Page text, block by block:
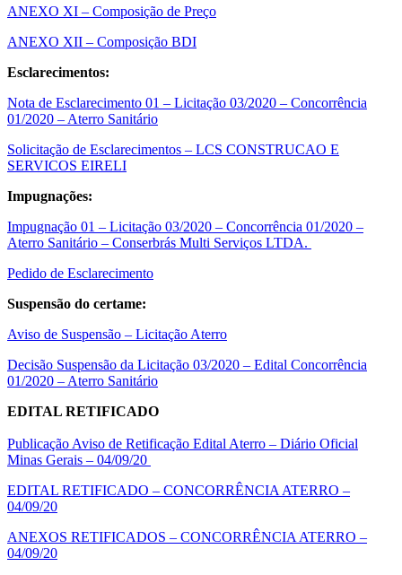
ANEXO XI – Composição de Preço
ANEXO XII – Composição BDI
Esclarecimentos:
Nota de Esclarecimento 01 – Licitação 03/2020 – Concorrência
01/2020 – Aterro Sanitário
Solicitação de Esclarecimentos – LCS CONSTRUCAO E
SERVICOS EIRELI
Impugnações:
Impugnação 01 – Licitação 03/2020 – Concorrência 01/2020 –
Aterro Sanitário – Conserbrás Multi Serviços LTDA.
Pedido de Esclarecimento
Suspensão do certame:
Aviso de Suspensão – Licitação Aterro
Decisão Suspensão da Licitação 03/2020 – Edital Concorrência
01/2020 – Aterro Sanitário
EDITAL RETIFICADO
Publicação Aviso de Retificação Edital Aterro – Diário Oficial
Minas Gerais – 04/09/20
EDITAL RETIFICADO – CONCORRÊNCIA ATERRO –
04/09/20
ANEXOS RETIFICADOS – CONCORRÊNCIA ATERRO –
04/09/20